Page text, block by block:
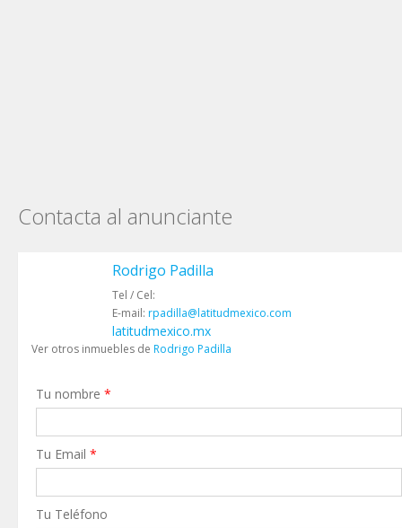
Contacta al anunciante
Rodrigo Padilla
Tel / Cel:
E-mail: rpadilla@latitudmexico.com
latitudmexico.mx
Ver otros inmuebles de Rodrigo Padilla
Tu nombre *
Tu Email *
Tu Teléfono